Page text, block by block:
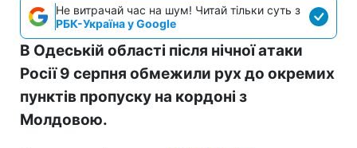
Не витрачай час на шум! Читай тільки суть з
РБК-Україна у Google
В Одеській області після нічної атаки
Росії 9 серпня обмежили рух до окремих
пунктів пропуску на кордоні з
Молдовою.